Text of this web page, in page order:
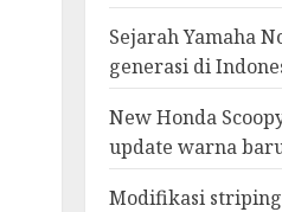
Sejarah Yamaha
generasi di
New Honda
update warna
Modifikasi